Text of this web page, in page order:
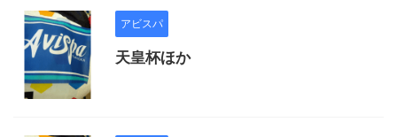
アビスパ
天皇杯ほか